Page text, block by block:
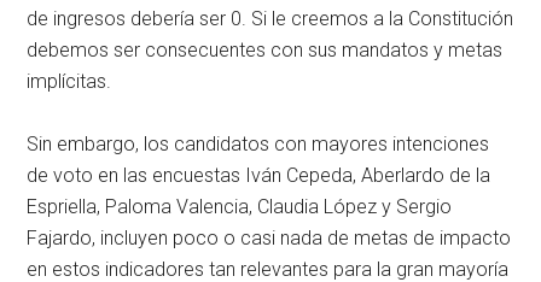
de ingresos debería ser 0. Si le creemos a la Constitución
debemos ser consecuentes con sus mandatos y metas
implícitas.
Sin embargo, los candidatos con mayores intenciones
de voto en las encuestas Iván Cepeda, Aberlardo de la
Espriella, Paloma Valencia, Claudia López y Sergio
Fajardo, incluyen poco o casi nada de metas de impacto
en estos indicadores tan relevantes para la gran mayoría